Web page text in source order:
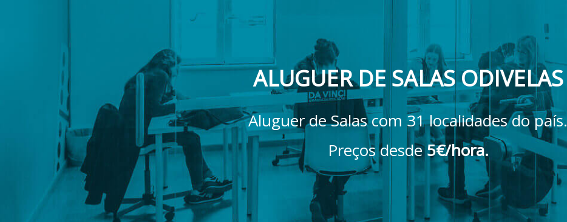
ALUGUER DE SALAS ODIVELAS
Aluguer de Salas com 31 localidades do país.
Preços desde5€/hora.